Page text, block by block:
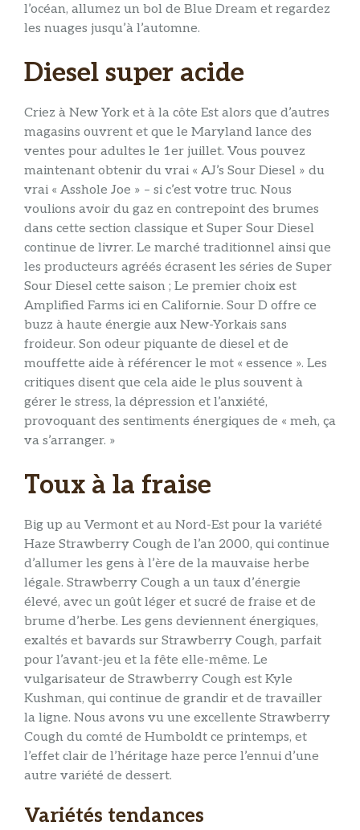
l’océan, allumez un bol de Blue Dream et regardez
les nuages ​​jusqu’à l’automne.
Diesel super acide
Criez à New York et à la côte Est alors que d’autres
magasins ouvrent et que le Maryland lance des
ventes pour adultes le 1er juillet. Vous pouvez
maintenant obtenir du vrai « AJ’s Sour Diesel » du
vrai « Asshole Joe » – si c’est votre truc. Nous
voulions avoir du gaz en contrepoint des brumes
dans cette section classique et Super Sour Diesel
continue de livrer. Le marché traditionnel ainsi que
les producteurs agréés écrasent les séries de Super
Sour Diesel cette saison ; Le premier choix est
Amplified Farms ici en Californie. Sour D offre ce
buzz à haute énergie aux New-Yorkais sans
froideur. Son odeur piquante de diesel et de
mouffette aide à référencer le mot « essence ». Les
critiques disent que cela aide le plus souvent à
gérer le stress, la dépression et l’anxiété,
provoquant des sentiments énergiques de « meh, ça
va s’arranger. »
Toux à la fraise
Big up au Vermont et au Nord-Est pour la variété
Haze Strawberry Cough de l’an 2000, qui continue
d’allumer les gens à l’ère de la mauvaise herbe
légale. Strawberry Cough a un taux d’énergie
élevé, avec un goût léger et sucré de fraise et de
brume d’herbe. Les gens deviennent énergiques,
exaltés et bavards sur Strawberry Cough, parfait
pour l’avant-jeu et la fête elle-même. Le
vulgarisateur de Strawberry Cough est Kyle
Kushman, qui continue de grandir et de travailler
la ligne. Nous avons vu une excellente Strawberry
Cough du comté de Humboldt ce printemps, et
l’effet clair de l’héritage haze perce l’ennui d’une
autre variété de dessert.
Variétés tendances